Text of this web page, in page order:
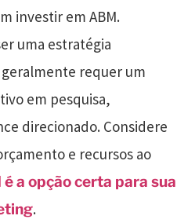
investir em ABM.
uma estratégia
requer um
em pesquisa,
direcionado. Considere
e recursos ao
a opção certa para sua
.